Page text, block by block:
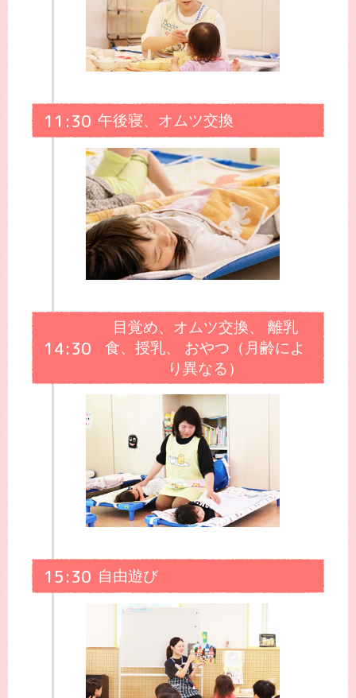
11:30 午後寝、オムツ交換
14:30
目覚め、オムツ交換、 離乳
食、授乳、 おやつ（月齢によ
り異なる）
15:30 自由遊び